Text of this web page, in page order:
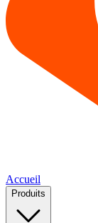
Accueil
Produits